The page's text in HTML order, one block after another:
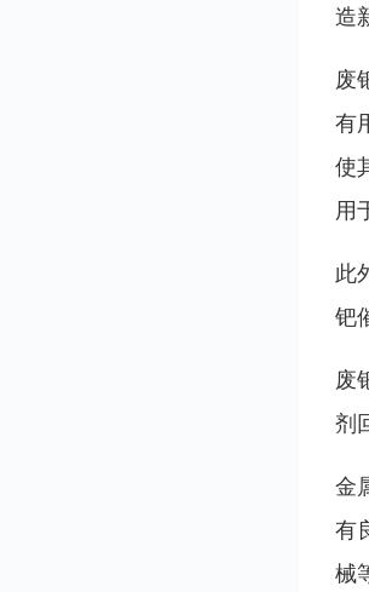
造
废
有
使
用
此
钯
废
剂
金
有
械